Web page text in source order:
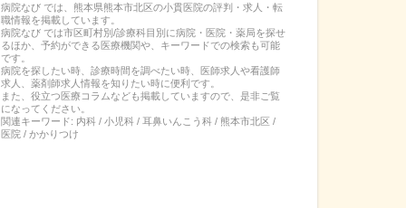
病院なび では、 熊本県熊本市北区の小貫医院の評判・求人・転
職情報を掲載しています。
病院なび では市区町村別/診療科目別に病院・医院・薬局を探せ
るほか、予約ができる医療機関や、キーワードでの検索も可能
です。
病院を探したい時、診療時間を調べたい時、医師求人や看護師
求人、薬剤師求人情報を知りたい時に便利です。
また、役立つ医療コラムなども掲載していますので、是非ご覧
になってください。
関連キーワード: 内科 / 小児科 / 耳鼻いんこう科 / 熊本市北区 /
医院 / かかりつけ